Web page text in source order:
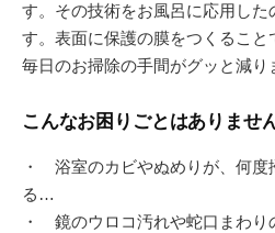
す。その技術をお風呂に応用し
す。表面に保護の膜をつくること
毎日のお掃除の手間がグッと減り
こんなお困りごとはありませ
・ 浴室のカビやぬめりが、何度
る…
・ 鏡のウロコ汚れや蛇口まわり